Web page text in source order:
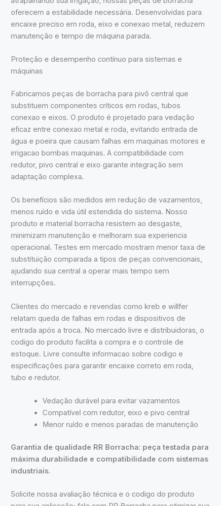
oferecem a estabilidade necessária. Desenvolvidas para
encaixe preciso em roda, eixo e conexao metal, reduzem
manutenção e tempo de máquina parada.
Proteção e desempenho contínuo para sistemas e
máquinas
Fabricamos peças de borracha para pivô central que
substituem componentes críticos em rodas, tubos
conexao e eixos. O produto é projetado para vedação
eficaz entre conexao metal e roda, evitando entrada de
água e poeira que causam falhas em maquinas motores e
irrigacao bombas maquinas. A compatibilidade com
redutor, pivo central e eixo garante integração sem
adaptação complexa.
Os benefícios são medidos em redução de vazamentos,
menos ruído e vida útil estendida do sistema. Nosso
produto e material borracha resistem ao desgaste,
minimizam manutenção e melhoram sua experiencia
operacional. Testes em mercado mostram menor taxa de
substituição comparada a tipos de peças convencionais,
ajudando sua central a operar mais tempo sem
interrupções.
Clientes do mercado e revendas como kreb e willfer
relatam queda de falhas em rodas e dispositivos de
entrada após a troca. No mercado livre e distribuidoras, o
codigo do produto facilita a compra e o controle de
estoque. Livre consulte informacao sobre codigo e
especificações para garantir encaixe correto em roda,
tubo e redutor.
Vedação durável para evitar vazamentos
Compatível com redutor, eixo e pivo central
Menor ruído e menos paradas de manutenção
Garantia de qualidade RR Borracha: peça testada para
máxima durabilidade e compatibilidade com sistemas
industriais.
Solicite nossa avaliação técnica e o codigo do produto